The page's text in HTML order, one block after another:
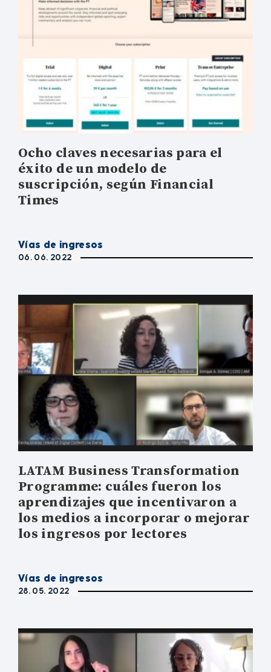
Ocho claves necesarias para el
éxito de un modelo de
suscripción, según Financial
Times
Vías de ingresos
06. 06. 2022
LATAM Business Transformation
Programme: cuáles fueron los
aprendizajes que incentivaron a
los medios a incorporar o mejorar
los ingresos por lectores
Vías de ingresos
28. 05. 2022